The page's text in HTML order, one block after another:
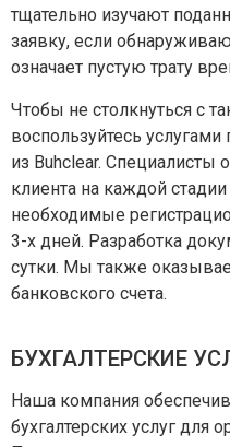
тщательно изучают
заявку, если
означает пустую трату
Чтобы не столкнуться с
воспользуйтесь
из Buhclear.
клиента на каждой
необходимые
3-х дней. Разработка
сутки. Мы также
банковского счета.
БУХГАЛТЕРСКИЕ
Наша компания
бухгалтерских услуг для